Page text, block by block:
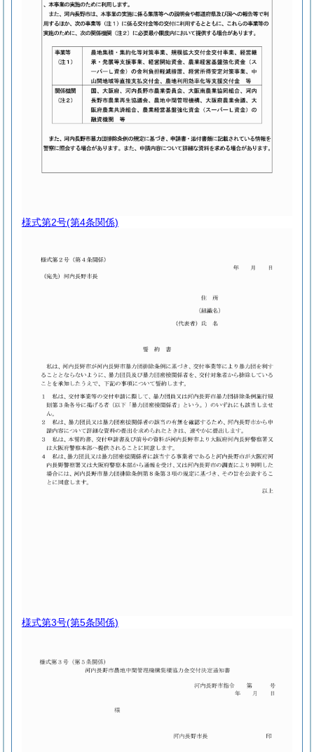
様式第2号(第4条関係)
様式第3号(第5条関係)